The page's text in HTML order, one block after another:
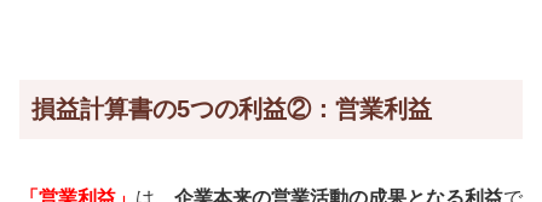
損益計算書の5つの利益②：営業利益
「営業利益」 は、 企業本来の営業活動の成果となる利益で